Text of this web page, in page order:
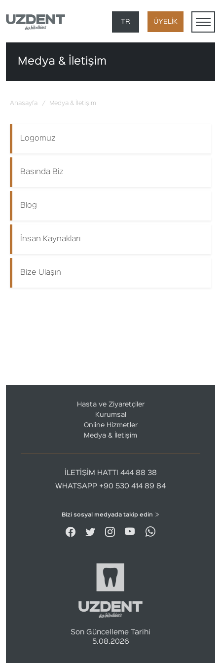
×
ÜYELİK
TR
EN
Medya & İletişim
Anasayfa / Medya & İletişim
Logomuz
Basında Biz
Blog
İnsan Kaynakları
Bize Ulaşın
Hasta ve Ziyaretçiler
Kurumsal
Online Hizmetler
Medya & İletişim
İLETİŞİM HATTI 444 88 38
WHATSAPP +90 530 414 89 84
Bizi sosyal medyada takip edin
Son Güncelleme Tarihi
5.08.2026